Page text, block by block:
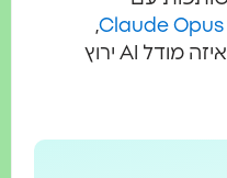
Claude
,
והאפשרות לבחור לראשונה איזה מודל AI ירוץ